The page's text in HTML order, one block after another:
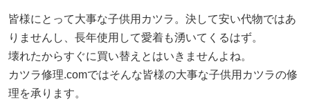
皆様にとって大事な子供用カツラ。決して安い代物ではあ
りませんし、長年使用して愛着も湧いてくるはず。
壊れたからすぐに買い替えとはいきませんよね。
カツラ修理.comではそんな皆様の大事な子供用カツラの修
理を承ります。